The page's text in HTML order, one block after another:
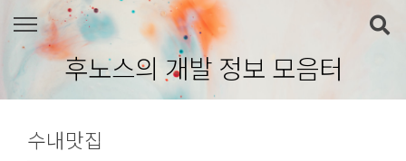
본문 바로가기
후노스의 개발 정보 모음터
수내맛집